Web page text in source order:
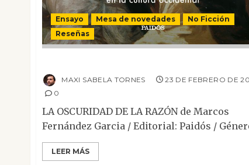
Ensayo Mesa de novedades
No Ficción
Reseñas
MAXI SABELA TORNES
23 DE FEBRERO DE
0
LA OSCURIDAD DE LA RAZÓN de Marcos
Fernández Garcia / Editorial: Paidós /
LEER MÁS